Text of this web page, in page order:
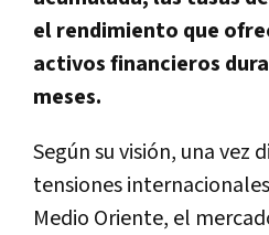
el rendimiento que
activos financieros
meses.
Según su visión, una vez
tensiones
Medio Oriente, el